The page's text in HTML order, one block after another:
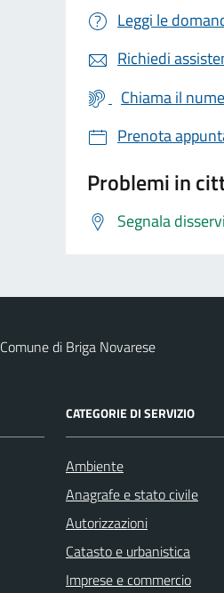
Leggi le
Richiedi
Chiama il
Prenota
Problemi in
Segnala
Comune di Briga Novarese
CATEGORIE DI SERVIZIO
Ambiente
Anagrafe e stato civile
Autorizzazioni
Catasto e urbanistica
Imprese e commercio